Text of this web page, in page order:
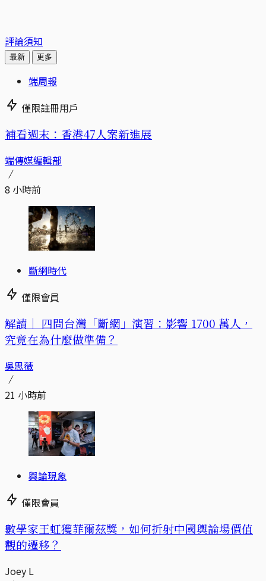
評論須知
最新 更多
端周報
僅限註冊用戶
補看週末：香港47人案新進展
端傳媒編輯部
8 小時前
斷網時代
僅限會員
解讀｜ 四問台灣「斷網」演習：影響 1700 萬人，
究竟在為什麼做準備？
吳思薇
21 小時前
輿論現象
僅限會員
數學家王虹獲菲爾茲獎，如何折射中國輿論場價值
觀的遷移？
Joey L